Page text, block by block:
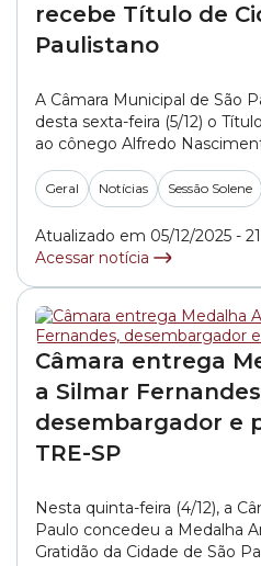
recebe Título de
Paulistano
A Câmara Municipal de São
desta sexta-feira (5/12) o
ao cônego Alfredo
Santa Cecília. A honraria foi
Professor Toninho Vespoli
de janeiro de 1957, na cidade
Geral Notícias Sessão Solene
Atualizado em 05/12/2025 -
Acessar notícia
Câmara entrega
a Silmar
desembargador e
TRE-SP
Nesta quinta-feira (4/12), a
Paulo concedeu a Medalha
Gratidão da Cidade de São